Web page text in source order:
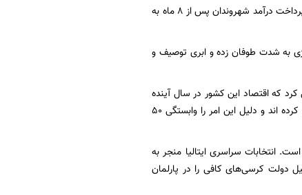
طبق پیشنهاداتی که در بودجه ۲۰۲۳ گنجانده شده و در حال حاضر در پارلمان در دست بررسی است، پرداخت درآمد شهروندان پس از ۸ ماه به
به شدت طوفان زده و ابری توصیف و
که اقتصاد این کشور در سال آینده
۰.۲ درصد کاهش می یابد. این در حالی است که برخی بانک‌ها رکورد بیشتری را برای ایتالیا پیش‌بینی کرده اند و دلیل این امر را وابستگی ۵۰
انتخابات سراسری ایتالیا منجر به
دولت کرسی‌های کافی را در پارلمان